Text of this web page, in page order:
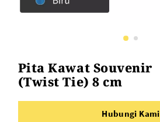
Pita Kawat Souvenir
(Twist Tie) 8 cm
Hubungi Kami